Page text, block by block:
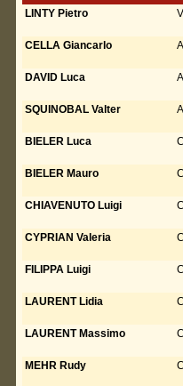
LINTY Pietro
CELLA Giancarlo
DAVID Luca
SQUINOBAL Valter
BIELER Luca
BIELER Mauro
CHIAVENUTO Luigi
CYPRIAN Valeria
FILIPPA Luigi
LAURENT Lidia
LAURENT Massimo
MEHR Rudy